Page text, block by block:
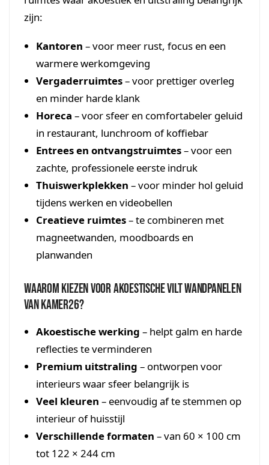
zijn:
Kantoren – voor meer rust, focus en een
warmere werkomgeving
Vergaderruimtes– voor prettiger overleg
en minder harde klank
Horeca – voor sfeer en comfortabeler geluid
in restaurant, lunchroom of koffiebar
Entrees en ontvangstruimtes– voor een
zachte, professionele eerste indruk
Thuiswerkplekken – voor minder hol geluid
tijdens werken en videobellen
Creatieve ruimtes– te combineren met
magneetwanden, moodboards en
planwanden
Waarom kiezen voor akoestische vilt wandpanelen
van Kamer26?
Akoestische werking – helpt galm en harde
reflecties te verminderen
Premium uitstraling – ontworpen voor
interieurs waar sfeer belangrijk is
Veel kleuren – eenvoudig af te stemmen op
interieur of huisstijl
Verschillende formaten – van 60 × 100 cm
tot 122 × 244 cm